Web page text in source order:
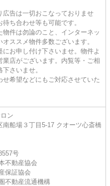
広告は一切おこなっておりませ
ち合わせ等も可能です。
物件は勿論のこと、インターネッ
オススメ物件多数ございます。
にお申し付け下さいませ。物件よ
業店がございます。内覧等・ご相
さいませ。
せ希望などにもご対応させていた
ン
南船場３丁目5-17 クオーツ心斎橋
号
不動産協会
保証協会
不動産流通機構